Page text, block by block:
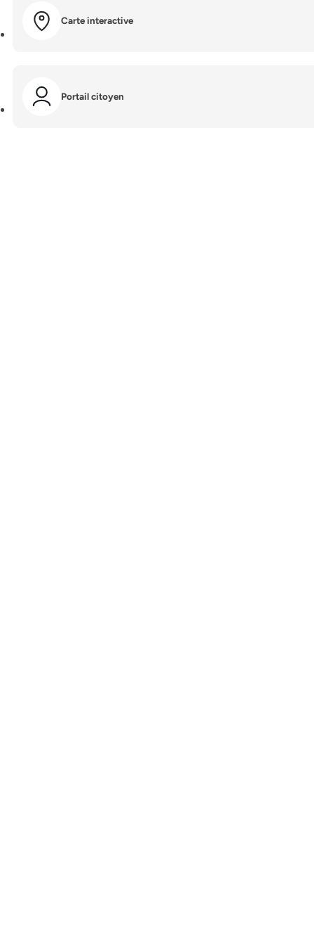
Carte interactive
Portail citoyen